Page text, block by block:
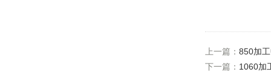
上一篇： 850加
下一篇： 1060加